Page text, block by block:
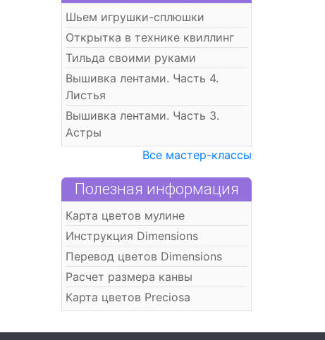
Шьем игрушки-сплюшки
Открытка в технике квиллинг
Тильда своими руками
Вышивка лентами. Часть 4.
Листья
Вышивка лентами. Часть 3.
Астры
Все мастер-классы
Полезная информация
Карта цветов мулине
Инструкция Dimensions
Перевод цветов Dimensions
Расчет размера канвы
Карта цветов Preciosa